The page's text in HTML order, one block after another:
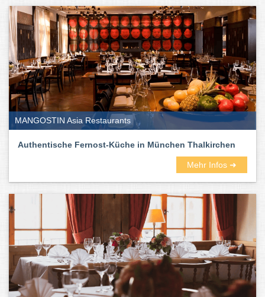
Also: Viel Spaß beim Testen und Genießen. Auf das Leben!
Die besten Restaurants in München
findet ihr hier:
MANGOSTIN Asia Restaurants
Authentische Fernost-Küche in München Thalkirchen
Mehr Infos ➜